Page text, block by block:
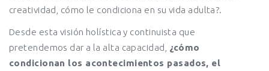
creatividad, cómo le condiciona en su vida adulta?.
Desde esta visión holística y continuista que
pretendemos dar a la alta capacidad, ¿cómo
condicionan los acontecimientos pasados, el